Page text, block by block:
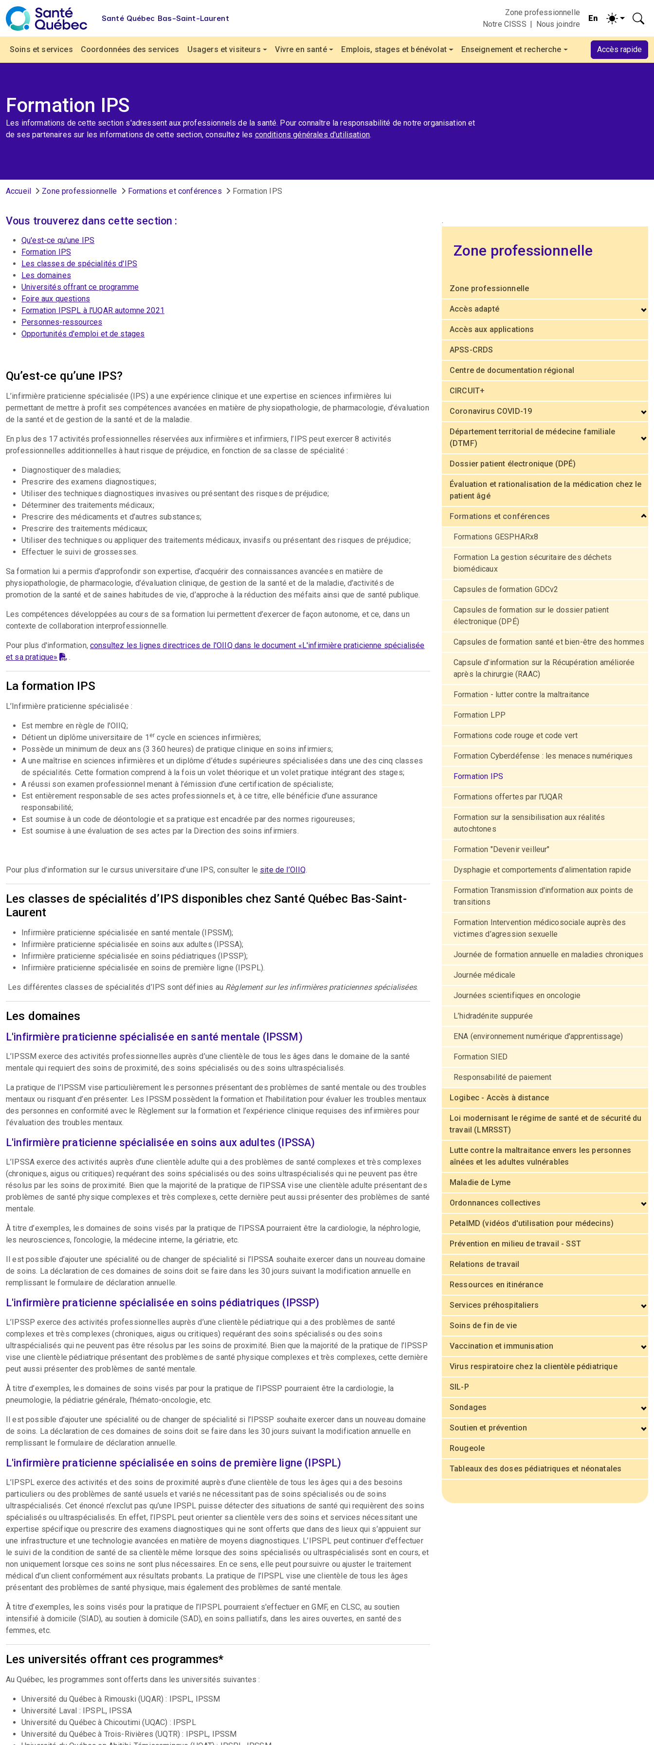
Aller au contenu principal
Santé Québec Bas-Saint-Laurent
Zone professionnelle
Notre CISSS
Nous joindre
Navigation principale
Soins et services Coordonnées des services Usagers et visiteurs Vivre en santé Emplois, stages et bénévolat Enseignement et recherche Accès rapide
Formation IPS
Les informations de cette section s'adressent aux professionnels de la santé. Pour connaître la responsabilité de notre organisation et
de ses partenaires sur les informations de cette section, consultez les conditions générales d'utilisation.
Fil d'Ariane
Accueil Zone professionnelle Formations et conférences Formation IPS
Vous trouverez dans cette section :
Qu'est-ce qu'une IPS
Formation IPS
Les classes de spécialités d'IPS
Les domaines
Universités offrant ce programme
Foire aux questions
Formation IPSPL à l'UQAR automne 2021
Personnes-ressources
Opportunités d'emploi et de stages
Qu’est-ce qu’une IPS?
L’infirmière praticienne spécialisée (IPS) a une expérience clinique et une expertise en sciences infirmières lui
permettant de mettre à profit ses compétences avancées en matière de physiopathologie, de pharmacologie, d’évaluation
de la santé et de gestion de la santé et de la maladie.
En plus des 17 activités professionnelles réservées aux infirmières et infirmiers, l’IPS peut exercer 8 activités
professionnelles additionnelles à haut risque de préjudice, en fonction de sa classe de spécialité :
Diagnostiquer des maladies;
Prescrire des examens diagnostiques;
Utiliser des techniques diagnostiques invasives ou présentant des risques de préjudice;
Déterminer des traitements médicaux;
Prescrire des médicaments et d’autres substances;
Prescrire des traitements médicaux;
Utiliser des techniques ou appliquer des traitements médicaux, invasifs ou présentant des risques de préjudice;
Effectuer le suivi de grossesses.
Sa formation lui a permis d’approfondir son expertise, d’acquérir des connaissances avancées en matière de
physiopathologie, de pharmacologie, d’évaluation clinique, de gestion de la santé et de la maladie, d’activités de
promotion de la santé et de saines habitudes de vie, d’approche à la réduction des méfaits ainsi que de santé publique.
Les compétences développées au cours de sa formation lui permettent d’exercer de façon autonome, et ce, dans un
contexte de collaboration interprofessionnelle.
Pour plus d'information,consultez les lignes directrices de l'OIIQ dans le document «L'infirmière praticienne spécialisée
et sa pratique»
.
La formation IPS
L’Infirmière praticienne spécialisée :
Est membre en règle de l’OIIQ;
Détient un diplôme universitaire de 1 er cycle en sciences infirmières;
Possède un minimum de deux ans (3 360 heures) de pratique clinique en soins infirmiers;
A une maîtrise en sciences infirmières et un diplôme d’études supérieures spécialisées dans une des cinq classes
de spécialités. Cette formation comprend à la fois un volet théorique et un volet pratique intégrant des stages;
A réussi son examen professionnel menant à l’émission d’une certification de spécialiste;
Est entièrement responsable de ses actes professionnels et, à ce titre, elle bénéficie d’une assurance
responsabilité;
Est soumise à un code de déontologie et sa pratique est encadrée par des normes rigoureuses;
Est soumise à une évaluation de ses actes par la Direction des soins infirmiers.
Pour plus d’information sur le cursus universitaire d’une IPS, consulter le site de l’OIIQ.
Les classes de spécialités d’IPS disponibles chez Santé Québec Bas-Saint-
Laurent
Infirmière praticienne spécialisée en santé mentale (IPSSM);
Infirmière praticienne spécialisée en soins aux adultes (IPSSA);
Infirmière praticienne spécialisée en soins pédiatriques (IPSSP);
Infirmière praticienne spécialisée en soins de première ligne (IPSPL).
Les différentes classes de spécialités d’IPS sont définies au Règlement sur les infirmières praticiennes spécialisées.
Les domaines
L'infirmière praticienne spécialisée en santé mentale (IPSSM)
L’IPSSM exerce des activités professionnelles auprès d’une clientèle de tous les âges dans le domaine de la santé
mentale qui requiert des soins de proximité, des soins spécialisés ou des soins ultraspécialisés.
La pratique de l’IPSSM vise particulièrement les personnes présentant des problèmes de santé mentale ou des troubles
mentaux ou risquant d’en présenter. Les IPSSM possèdent la formation et l’habilitation pour évaluer les troubles mentaux
des personnes en conformité avec le Règlement sur la formation et l’expérience clinique requises des infirmières pour
l’évaluation des troubles mentaux.
L'infirmière praticienne spécialisée en soins aux adultes (IPSSA)
L’IPSSA exerce des activités auprès d’une clientèle adulte qui a des problèmes de santé complexes et très complexes
(chroniques, aigus ou critiques) requérant des soins spécialisés ou des soins ultraspécialisés qui ne peuvent pas être
résolus par les soins de proximité. Bien que la majorité de la pratique de l’IPSSA vise une clientèle adulte présentant des
problèmes de santé physique complexes et très complexes, cette dernière peut aussi présenter des problèmes de santé
mentale.
À titre d’exemples, les domaines de soins visés par la pratique de l’IPSSA pourraient être la cardiologie, la néphrologie,
les neurosciences, l’oncologie, la médecine interne, la gériatrie, etc.
Il est possible d’ajouter une spécialité ou de changer de spécialité si l’IPSSA souhaite exercer dans un nouveau domaine
de soins. La déclaration de ces domaines de soins doit se faire dans les 30 jours suivant la modification annuelle en
remplissant le formulaire de déclaration annuelle.
L'infirmière praticienne spécialisée en soins pédiatriques (IPSSP)
L’IPSSP exerce des activités professionnelles auprès d’une clientèle pédiatrique qui a des problèmes de santé
complexes et très complexes (chroniques, aigus ou critiques) requérant des soins spécialisés ou des soins
ultraspécialisés qui ne peuvent pas être résolus par les soins de proximité. Bien que la majorité de la pratique de l’IPSSP
vise une clientèle pédiatrique présentant des problèmes de santé physique complexes et très complexes, cette dernière
peut aussi présenter des problèmes de santé mentale.
À titre d’exemples, les domaines de soins visés par pour la pratique de l’IPSSP pourraient être la cardiologie, la
pneumologie, la pédiatrie générale, l’hémato-oncologie, etc.
Il est possible d’ajouter une spécialité ou de changer de spécialité si l’IPSSP souhaite exercer dans un nouveau domaine
de soins. La déclaration de ces domaines de soins doit se faire dans les 30 jours suivant la modification annuelle en
remplissant le formulaire de déclaration annuelle.
L'infirmière praticienne spécialisée en soins de première ligne (IPSPL)
L’IPSPL exerce des activités et des soins de proximité auprès d’une clientèle de tous les âges qui a des besoins
particuliers ou des problèmes de santé usuels et variés ne nécessitant pas de soins spécialisés ou de soins
ultraspécialisés. Cet énoncé n’exclut pas qu’une IPSPL puisse détecter des situations de santé qui requièrent des soins
spécialisés ou ultraspécialisés. En effet, l’IPSPL peut orienter sa clientèle vers des soins et services nécessitant une
expertise spécifique ou prescrire des examens diagnostiques qui ne sont offerts que dans des lieux qui s’appuient sur
une infrastructure et une technologie avancées en matière de moyens diagnostiques. L’IPSPL peut continuer d’effectuer
le suivi de la condition de santé de sa clientèle même lorsque des soins spécialisés ou ultraspécialisés sont en cours, et
non uniquement lorsque ces soins ne sont plus nécessaires. En ce sens, elle peut poursuivre ou ajuster le traitement
médical d’un client conformément aux résultats probants. La pratique de l’IPSPL vise une clientèle de tous les âges
présentant des problèmes de santé physique, mais également des problèmes de santé mentale.
À titre d’exemples, les soins visés pour la pratique de l’IPSPL pourraient s'effectuer en GMF, en CLSC, au soutien
intensifié à domicile (SIAD), au soutien à domicile (SAD), en soins palliatifs, dans les aires ouvertes, en santé des
femmes, etc.
Les universités offrant ces programmes*
Au Québec, les programmes sont offerts dans les universités suivantes :
Université du Québec à Rimouski (UQAR) : IPSPL, IPSSM
Université Laval : IPSPL, IPSSA
Université du Québec à Chicoutimi (UQAC) : IPSPL
Université du Québec à Trois-Rivières (UQTR) : IPSPL, IPSSM
.
Zone professionnelle
Zone professionnelle
Accès adapté
Accès aux applications
APSS-CRDS
Centre de documentation régional
CIRCUIT+
Coronavirus COVID-19
Département territorial de médecine familiale
(DTMF)
Dossier patient électronique (DPÉ)
Évaluation et rationalisation de la médication chez le
patient âgé
Formations et conférences
Formations GESPHARx8
Formation La gestion sécuritaire des déchets
biomédicaux
Capsules de formation GDCv2
Capsules de formation sur le dossier patient
électronique (DPÉ)
Capsules de formation santé et bien-être des hommes
Capsule d'information sur la Récupération améliorée
après la chirurgie (RAAC)
Formation - lutter contre la maltraitance
Formation LPP
Formations code rouge et code vert
Formation Cyberdéfense : les menaces numériques
Formation IPS
Formations offertes par l'UQAR
Formation sur la sensibilisation aux réalités
autochtones
Formation "Devenir veilleur"
Dysphagie et comportements d’alimentation rapide
Formation Transmission d'information aux points de
transitions
Formation Intervention médicosociale auprès des
victimes d’agression sexuelle
Journée de formation annuelle en maladies chroniques
Journée médicale
Journées scientifiques en oncologie
L’hidradénite suppurée
ENA (environnement numérique d'apprentissage)
Formation SIED
Responsabilité de paiement
Logibec - Accès à distance
Loi modernisant le régime de santé et de sécurité du
travail (LMRSST)
Lutte contre la maltraitance envers les personnes
aînées et les adultes vulnérables
Maladie de Lyme
Ordonnances collectives
PetalMD (vidéos d'utilisation pour médecins)
Prévention en milieu de travail - SST
Relations de travail
Ressources en itinérance
Services préhospitaliers
Soins de fin de vie
Vaccination et immunisation
Virus respiratoire chez la clientèle pédiatrique
SIL-P
Sondages
Soutien et prévention
Rougeole
Tableaux des doses pédiatriques et néonatales